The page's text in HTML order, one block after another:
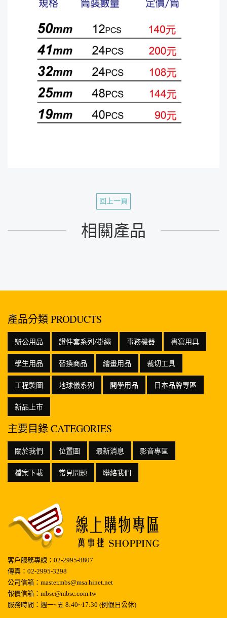
回上一頁
相關產品
產品分類 PRODUCTS
辦公用品 證件套系列/掛繩 事務機器 書寫用具
學生用品 替換商品 繪畫用品 裁切工具
工程製圖 地球儀系列 開學用品 日本品牌專區
新品上市
主要目錄 CATEGORIES
關於我們 位置圖 最新消息 影音專區
檔案下載 常見問題 聯絡我們
客戶服務專線：02-2995-8807
傳真：02-2995-3298
公司信箱：master.mbs@msa.hinet.net
報價信箱：mbsc@mbsc.com.tw
服務時間：週一~五 8:40~17:30 (例假日公休)